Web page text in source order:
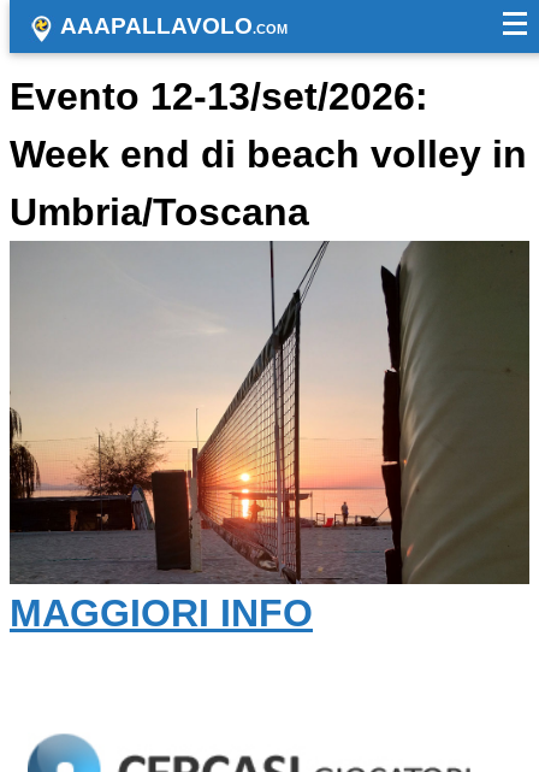
AAAPALLAVOLO.COM
Evento 12-13/set/2026:
Week end di beach volley in
Umbria/Toscana
MAGGIORI INFO